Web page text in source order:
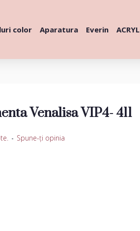
color Aparatura Everin ACRYL
Venalisa VIP4- 411
- Spune-ţi opinia